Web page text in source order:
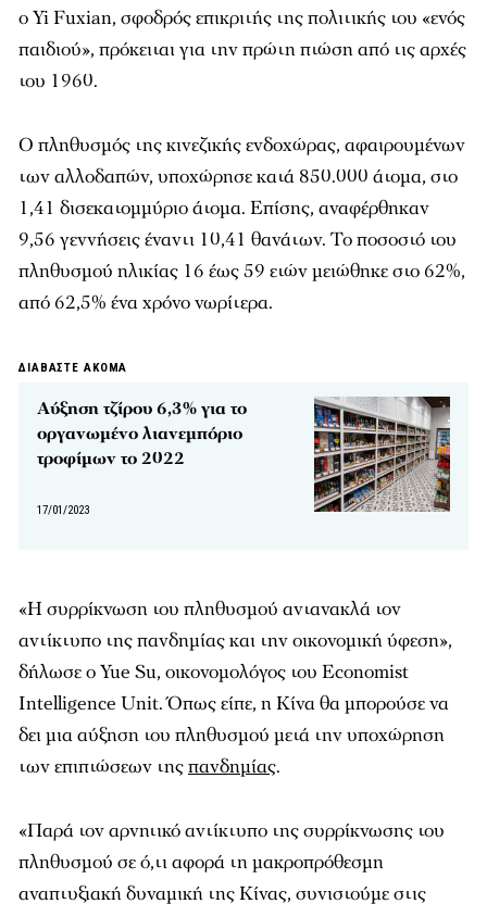
ο Yi Fuxian, σφοδρός επικριτής της πολιτικής του «ενός
παιδιού», πρόκειται για την πρώτη πτώση από τις αρχές
του 1960.
Ο πληθυσμός της κινεζικής ενδοχώρας, αφαιρουμένων
των αλλοδαπών, υποχώρησε κατά 850.000 άτομα, στο
1,41 δισεκατομμύριο άτομα. Επίσης, αναφέρθηκαν
9,56 γεννήσεις έναντι 10,41 θανάτων. Το ποσοστό του
πληθυσμού ηλικίας 16 έως 59 ετών μειώθηκε στο 62%,
από 62,5% ένα χρόνο νωρίτερα.
ΔΙΑΒΑΣΤΕ ΑΚΟΜΑ
Αύξηση τζίρου 6,3% για το
οργανωμένο λιανεμπόριο
τροφίμων το 2022
17/01/2023
«Η συρρίκνωση του πληθυσμού αντανακλά τον
αντίκτυπο της πανδημίας και την οικονομική ύφεση»,
δήλωσε ο Yue Su, οικονομολόγος του Economist
Intelligence Unit. Όπως είπε, η Κίνα θα μπορούσε να
δει μια αύξηση του πληθυσμού μετά την υποχώρηση
των επιπτώσεων τηςπανδημίας.
«Παρά τον αρνητικό αντίκτυπο της συρρίκνωσης του
πληθυσμού σε ό,τι αφορά τη μακροπρόθεσμη
αναπτυξιακή δυναμική της Κίνας, συνιστούμε στις